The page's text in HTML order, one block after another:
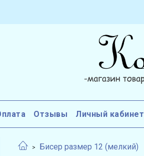
Отзывы Личный кабинет
Бисер размер 12 (мелкий)